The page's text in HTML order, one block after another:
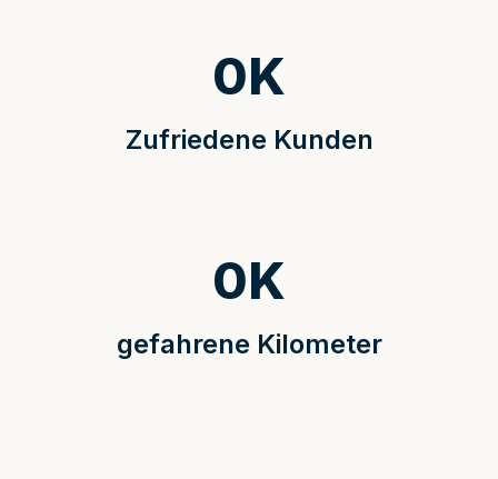
Zufriedene Kunden
0K
gefahrene Kilometer
0K